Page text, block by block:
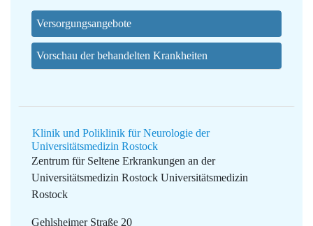
Versorgungsangebote
Vorschau der behandelten Krankheiten
Klinik und Poliklinik für Neurologie der
Universitätsmedizin Rostock
Zentrum für Seltene Erkrankungen an der
Universitätsmedizin Rostock Universitätsmedizin
Rostock
Gehlsheimer Straße 20